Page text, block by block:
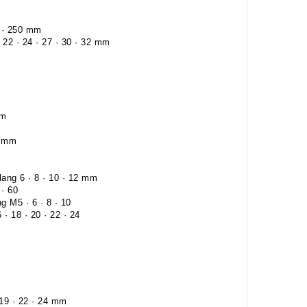
250 mm
· 24 · 27 · 30 · 32 mm
6 · 8 · 10 · 12 mm
60
M5 · 6 · 8 · 10
· 18 · 20 · 22 · 24
· 22 · 24 mm